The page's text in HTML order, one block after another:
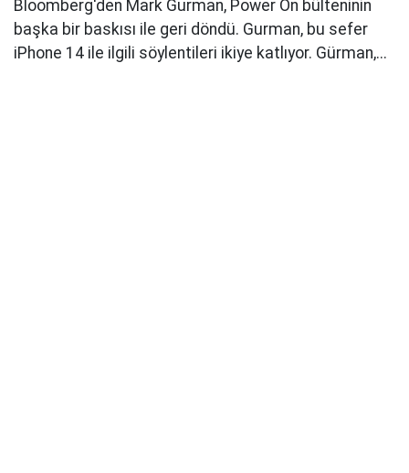
Bloomberg'den Mark Gurman, Power On bülteninin
başka bir baskısı ile geri döndü. Gurman, bu sefer
iPhone 14 ile ilgili söylentileri ikiye katlıyor. Gürman,...